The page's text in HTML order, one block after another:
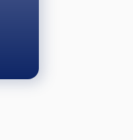
orsak skall göras innan
få en faktura för spelarens
se Nationella och